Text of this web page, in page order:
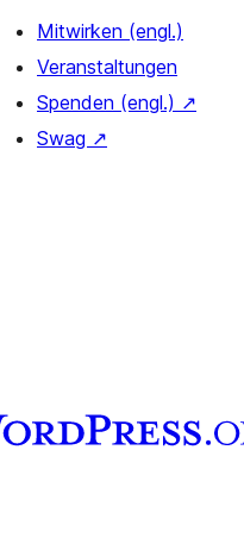
Mitwirken (engl.)
Veranstaltungen
Spenden (engl.) ↗
Swag ↗
besuchen besuchen
Konto von WordPress.org besuchen